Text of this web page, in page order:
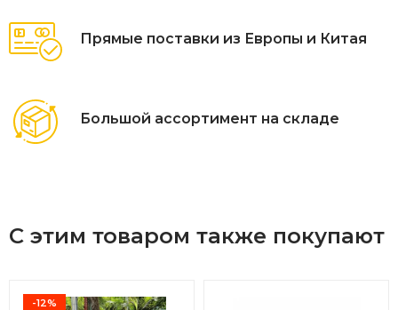
Прямые поставки из Европы и Китая
Большой ассортимент на складе
С этим товаром также покупают
-12%